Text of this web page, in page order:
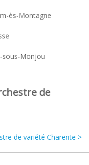
ès-Montagne
sous-Monjou
de
de variété Charente >